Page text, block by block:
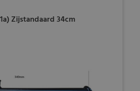
Zijstandaard 34cm